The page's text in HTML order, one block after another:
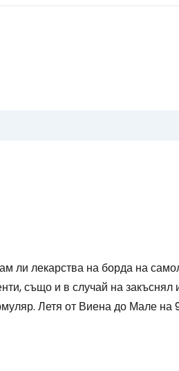
ли лекарства на борда на
също и в случай на закъснял
Летя от Виена до Мале на